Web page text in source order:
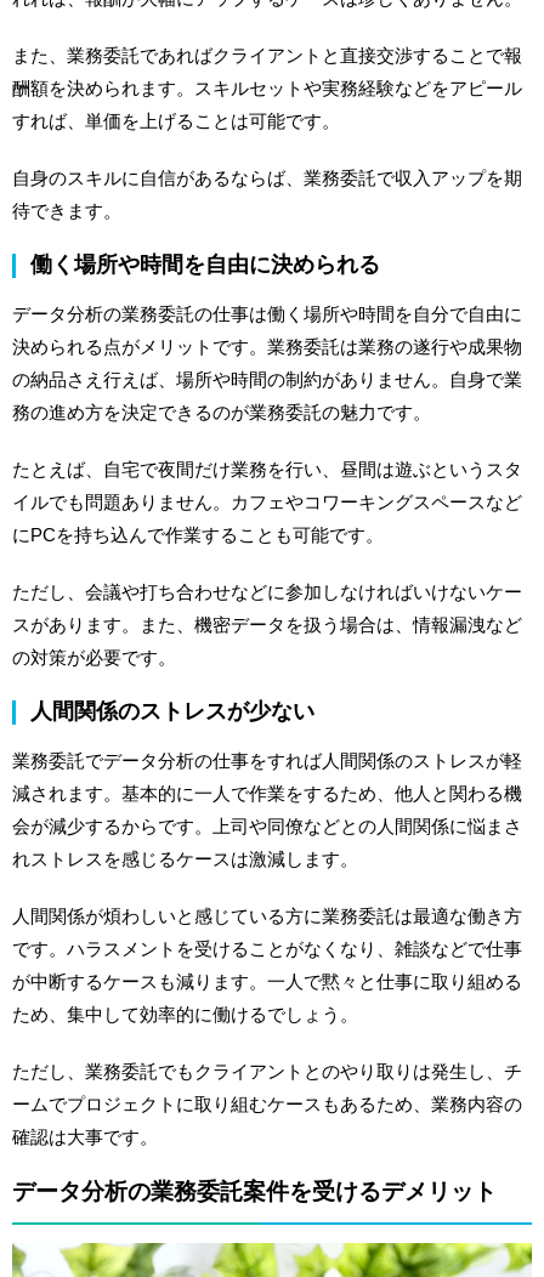
また、業務委託であればクライアントと直接交渉することで報
酬額を決められます。スキルセットや実務経験などをアピール
すれば、単価を上げることは可能です。
自身のスキルに自信があるならば、業務委託で収入アップを期
待できます。
働く場所や時間を自由に決められる
データ分析の業務委託の仕事は働く場所や時間を自分で自由に
決められる点がメリットです。業務委託は業務の遂行や成果物
の納品さえ行えば、場所や時間の制約がありません。自身で業
務の進め方を決定できるのが業務委託の魅力です。
たとえば、自宅で夜間だけ業務を行い、昼間は遊ぶというスタ
イルでも問題ありません。カフェやコワーキングスペースなど
にPCを持ち込んで作業することも可能です。
ただし、会議や打ち合わせなどに参加しなければいけないケー
スがあります。また、機密データを扱う場合は、情報漏洩など
の対策が必要です。
人間関係のストレスが少ない
業務委託でデータ分析の仕事をすれば人間関係のストレスが軽
減されます。基本的に一人で作業をするため、他人と関わる機
会が減少するからです。上司や同僚などとの人間関係に悩まさ
れストレスを感じるケースは激減します。
人間関係が煩わしいと感じている方に業務委託は最適な働き方
です。ハラスメントを受けることがなくなり、雑談などで仕事
が中断するケースも減ります。一人で黙々と仕事に取り組める
ため、集中して効率的に働けるでしょう。
ただし、業務委託でもクライアントとのやり取りは発生し、チ
ームでプロジェクトに取り組むケースもあるため、業務内容の
確認は大事です。
データ分析の業務委託案件を受けるデメリット